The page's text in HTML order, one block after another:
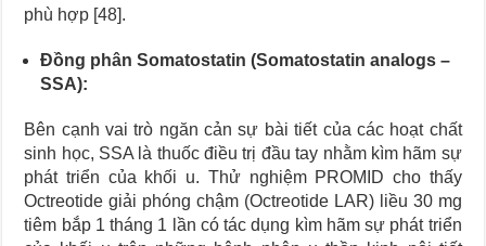
phù hợp [48].
Đồng phân Somatostatin (Somatostatin analogs –
SSA):
Bên cạnh vai trò ngăn cản sự bài tiết của các hoạt chất
sinh học, SSA là thuốc điều trị đầu tay nhằm kìm hãm sự
phát triển của khối u. Thử nghiệm PROMID cho thấy
Octreotide giải phóng chậm (Octreotide LAR) liều 30 mg
tiêm bắp 1 tháng 1 lần có tác dụng kìm hãm sự phát triển